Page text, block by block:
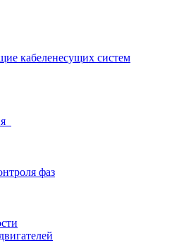
кабеленесущих систем
фаз